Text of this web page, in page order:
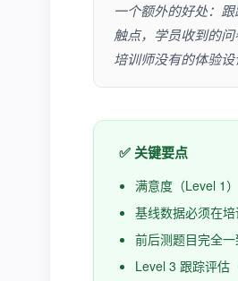
一个额外的好处：
触点，学员收到的
培训师没有的体验设
✅ 关键要点
满意度（Level 1
基线数据必须在
前后测题目完全
Level 3 跟踪评估